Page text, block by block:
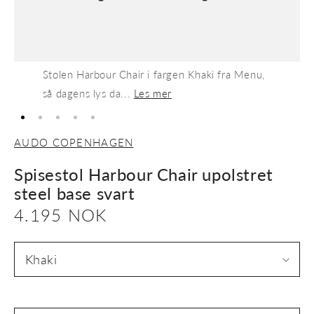
Stolen Harbour Chair i fargen Khaki fra Menu,
så dagens lys da... Les mer
AUDO COPENHAGEN
Spisestol Harbour Chair upolstret
steel base svart
Vanlig
pris
4.195 NOK